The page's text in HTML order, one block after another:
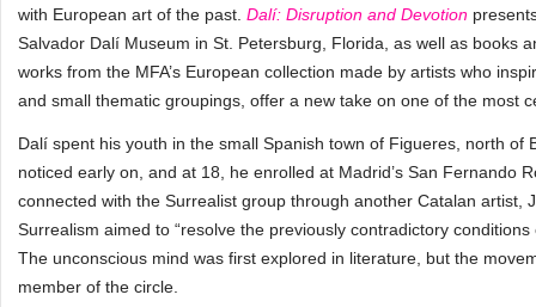
with European art of the past. Dalí: Disruption and Devotion
Salvador Dalí Museum in St. Petersburg, Florida, as well as books
works from the MFA’s European collection made by artists who
and small thematic groupings, offer a new take on one of the most
Dalí spent his youth in the small Spanish town of Figueres, north
noticed early on, and at 18, he enrolled at Madrid’s San Fernando
connected with the Surrealist group through another Catalan artist,
Surrealism aimed to “resolve the previously contradictory
The unconscious mind was first explored in literature, but the
member of the circle.